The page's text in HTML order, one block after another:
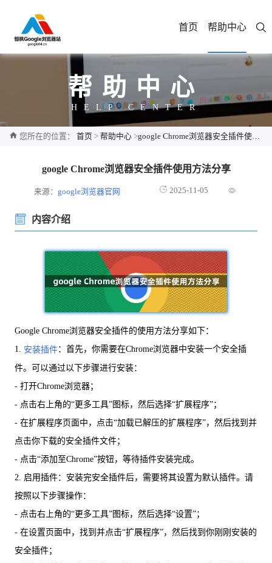
首页 帮助中心
帮助中心
HELP CENTER
您所在的位置： 首页 > 帮助中心 >google Chrome浏览器安全插件使用方法分享
google Chrome浏览器安全插件使用方法分享
来源：google浏览器官网 2025-11-05
内容介绍
Google Chrome浏览器安全插件的使用方法分享如下：
1. 安装插件：首先，你需要在Chrome浏览器中安装一个安全插
件。可以通过以下步骤进行安装：
- 打开Chrome浏览器；
- 点击右上角的“更多工具”图标，然后选择“扩展程序”；
- 在扩展程序页面中，点击“加载已解压的扩展程序”，然后找到并
点击你下载的安全插件文件；
- 点击“添加至Chrome”按钮，等待插件安装完成。
2. 启用插件：安装完安全插件后，需要将其设置为默认插件。请
按照以下步骤操作：
- 点击右上角的“更多工具”图标，然后选择“设置”；
- 在设置页面中，找到并点击“扩展程序”，然后找到你刚刚安装的
安全插件；